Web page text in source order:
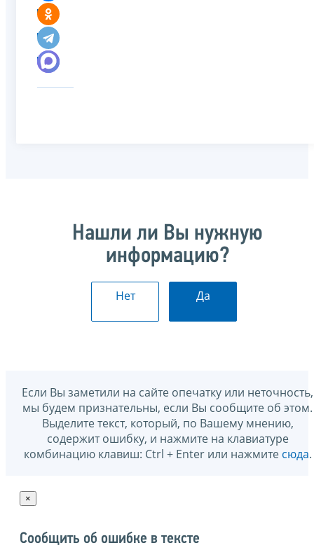
Нашли ли Вы нужную
информацию?
Нет Да
Если Вы заметили на сайте опечатку или неточность,
мы будем признательны, если Вы сообщите об этом.
Выделите текст, который, по Вашему мнению,
содержит ошибку, и нажмите на клавиатуре
комбинацию клавиш: Ctrl + Enter или нажмите сюда.
×
Сообщить об ошибке в тексте